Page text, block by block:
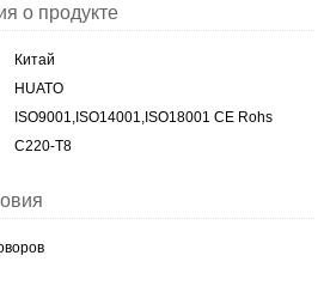
о продукте
Китай
HUATO
ISO9001,ISO14001,ISO18001 CE Rohs
С220-Т8